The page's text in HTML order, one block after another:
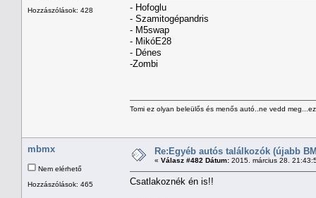
Hozzászólások: 428
- Hofoglu
- Szamitogépandris
- M5swap
- MikóE28
- Dénes
-Zombi
Tomi ez olyan beleülős és menős autó..ne vedd
mbmx
Nem elérhető
Hozzászólások: 465
Re:Egyéb autós találkozók (újabb
« Válasz #482 Dátum: 2015. március 28.
Csatlakoznék én is!!